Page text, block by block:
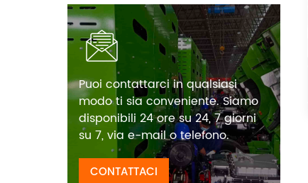
Puoi contattarci in qualsiasi
modo ti sia conveniente. Siamo
disponibili 24 ore su 24, 7 giorni
su 7, via e-mail o telefono.
CONTATTACI